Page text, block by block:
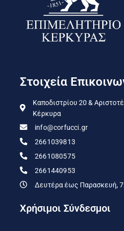
Στοιχεία
Καποδιστρίου 20 &
Κέρκυρα
info@corfucci.gr
2661039813
2661080575
2661440953
Δευτέρα έως Παρασκευή,
Χρήσιμοι Σύνδεσμοι